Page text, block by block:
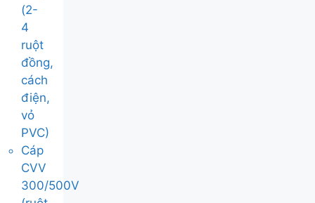
(2-
4
ruột
đồng,
cách
điện,
vỏ
PVC)
Cáp
CVV
300/500V